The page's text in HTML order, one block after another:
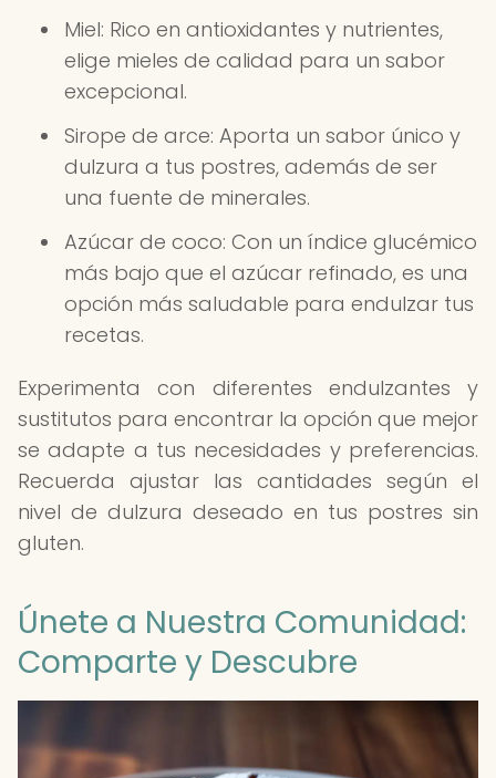
Miel: Rico en antioxidantes y nutrientes,
elige mieles de calidad para un sabor
excepcional.
Sirope de arce: Aporta un sabor único y
dulzura a tus postres, además de ser
una fuente de minerales.
Azúcar de coco: Con un índice glucémico
más bajo que el azúcar refinado, es una
opción más saludable para endulzar tus
recetas.
Experimenta con diferentes endulzantes y
sustitutos para encontrar la opción que mejor
se adapte a tus necesidades y preferencias.
Recuerda ajustar las cantidades según el
nivel de dulzura deseado en tus postres sin
gluten.
Únete a Nuestra Comunidad:
Comparte y Descubre